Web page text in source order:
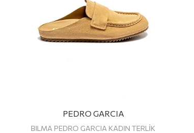
PEDRO GARCIA
BILMA PEDRO GARCIA KADIN TERLİK